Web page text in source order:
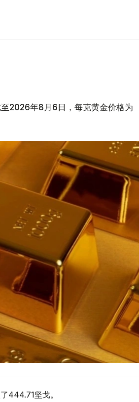
2026年8月6日，每克黄金价格为
444.71坚戈。